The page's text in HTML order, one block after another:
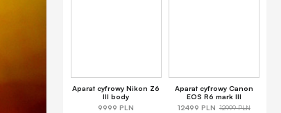
Aparat cyfrowy Nikon Z6
III body
9999 PLN
Aparat cyfrowy Canon
EOS R6 mark III
12499 PLN 12999 PLN